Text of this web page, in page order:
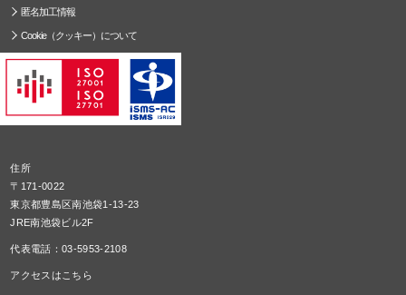
匿名加工情報
Cookie（クッキー）について
住所
〒171-0022
東京都豊島区南池袋1-13-23
JRE南池袋ビル2F
代表電話：03-5953-2108
アクセスはこちら